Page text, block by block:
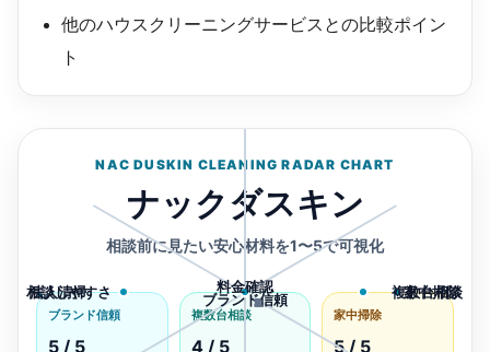
他のハウスクリーニングサービスとの比較ポイン
ト
NAC DUSKIN CLEANING RADAR CHART
ナックダスキン
相談前に見たい安心材料を1〜5で可視化
ブランド信頼 複数台相談
家中掃除
料金確認
法人清掃
相談しやすさ
1
2
3
4
5
ブランド信頼
5 / 5
複数台相談
4 / 5
家中掃除
5 / 5